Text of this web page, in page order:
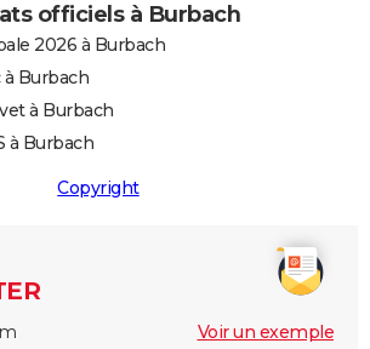
officiels à Burbach
2026 à Burbach
à Burbach
à Burbach
à Burbach
Copyright
Voir un exemple